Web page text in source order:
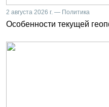
2 августа 2026 г. — Политика
Особенности текущей